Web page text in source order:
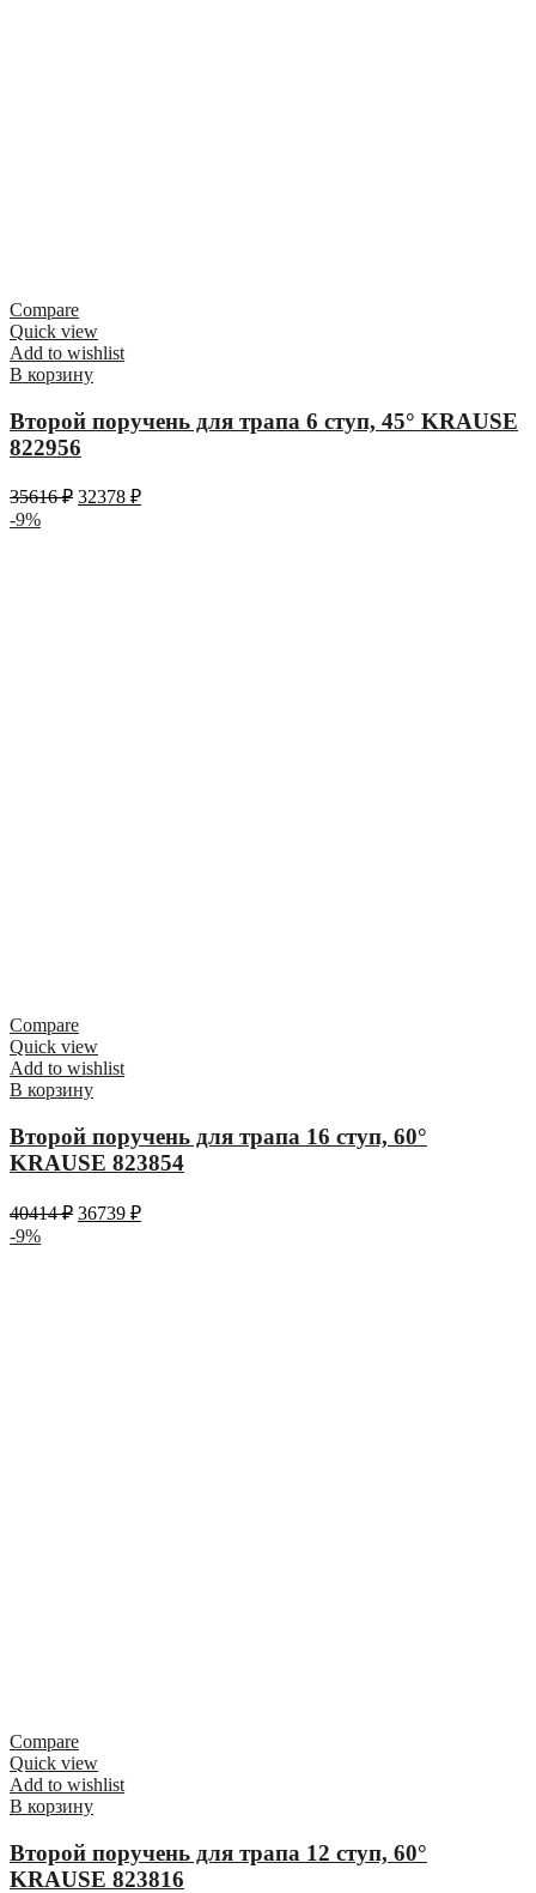
Compare
Quick view
Add to wishlist
В корзину
Второй поручень для трапа 6 ступ, 45° KRAUSE
822956
35616₽ 32378 ₽
-9%
Compare
Quick view
Add to wishlist
В корзину
Второй поручень для трапа 16 ступ, 60°
KRAUSE 823854
40414₽ 36739 ₽
-9%
Compare
Quick view
Add to wishlist
В корзину
Второй поручень для трапа 12 ступ, 60°
KRAUSE 823816